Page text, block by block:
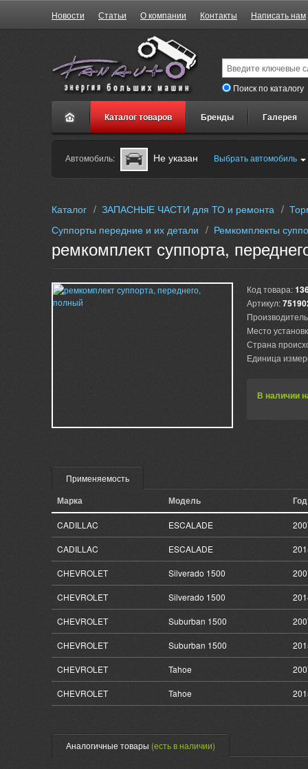
Новости Статьи О компании Контакты Написать нам
Поиск по каталогу
Каталог товаров Бренды Галерея
Автомобиль: Не указан Выбрать автомобиль
Каталог / ЗАПАСНЫЕ ЧАСТИ для ТО и ремонта /
Суппорты передние и их детали / Ремкомплекты
ремкомплект суппорта,
Код товара:
Артикул:
Место
Страна
Единица
В наличии
Применяемость
Марка Модель
CADILLAC ESCALADE
CADILLAC ESCALADE
CHEVROLET Silverado 1500
CHEVROLET Silverado 1500
CHEVROLET Suburban 1500
CHEVROLET Suburban 1500
CHEVROLET Tahoe
CHEVROLET Tahoe
Аналогичные товары (есть в наличии)